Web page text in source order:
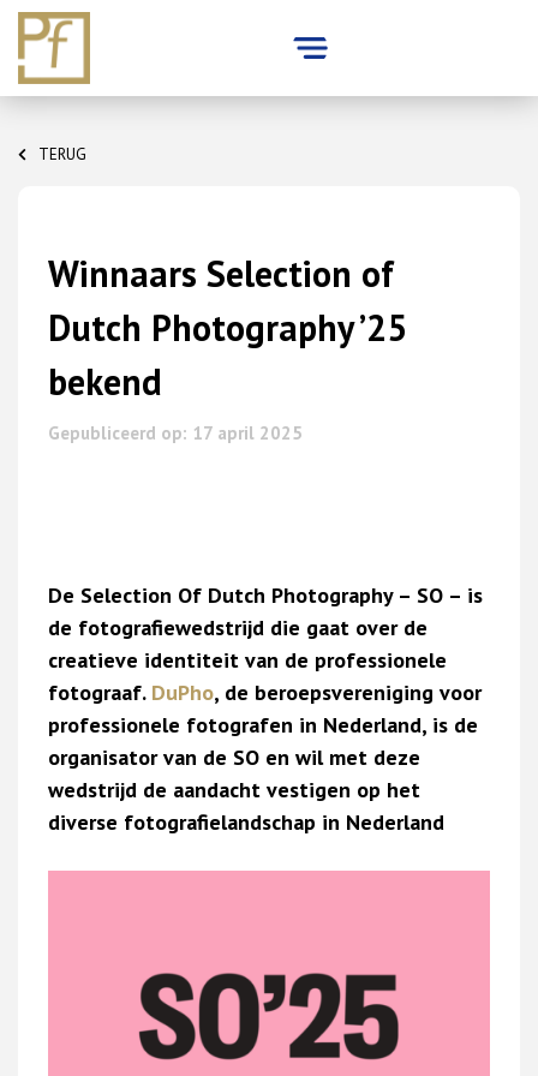
content
TERUG
Winnaars Selection of
Dutch Photography ’25
bekend
Gepubliceerd op: 17 april 2025
De Selection Of Dutch Photography – SO – is
de fotografiewedstrijd die gaat over de
creatieve identiteit van de professionele
fotograaf. DuPho, de beroepsvereniging voor
professionele fotografen in Nederland, is de
organisator van de SO en wil met deze
wedstrijd de aandacht vestigen op het
diverse fotografielandschap in Nederland